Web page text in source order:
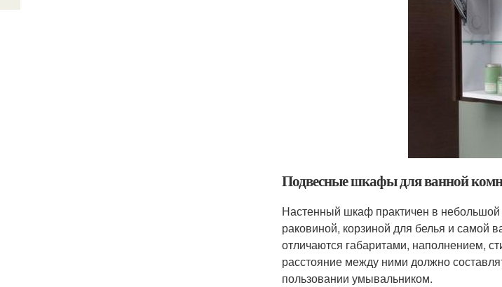
Подвесные шкафы для ванной
Настенный шкаф практичен в небольшой
раковиной, корзиной для белья и самой
отличаются габаритами, наполнением,
расстояние между ними должно
пользовании умывальником.